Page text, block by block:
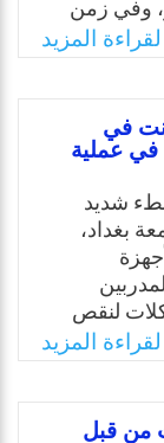
وفي زمن
وثقافية،
في
ومصدرها
ملاحظة
في
والتعرف
للإنترنت
لقراءة المزيد
في
في عملية
شديد
بغداد،
لنقص
استخدام
تدريب
في
ويُعد تدريب
لقراءة المزيد
من قبل